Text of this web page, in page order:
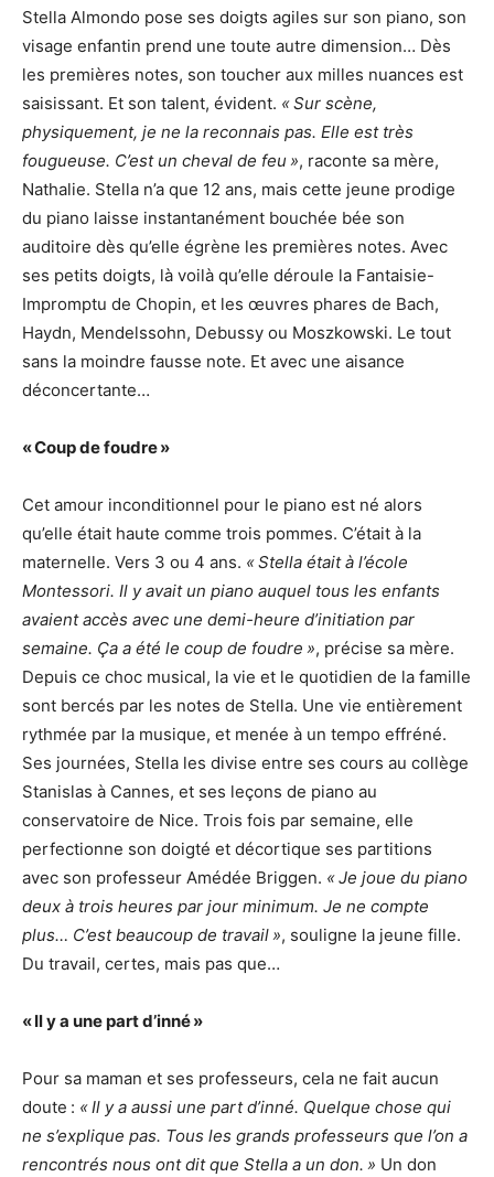
Stella Almondo pose ses doigts agiles sur son piano, son
visage enfantin prend une toute autre dimension… Dès
les premières notes, son toucher aux milles nuances est
saisissant. Et son talent, évident. « Sur scène,
physiquement, je ne la reconnais pas. Elle est très
fougueuse. C’est un cheval de feu », raconte sa mère,
Nathalie. Stella n’a que 12 ans, mais cette jeune prodige
du piano laisse instantanément bouchée bée son
auditoire dès qu’elle égrène les premières notes. Avec
ses petits doigts, là voilà qu’elle déroule la Fantaisie-
Impromptu de Chopin, et les œuvres phares de Bach,
Haydn, Mendelssohn, Debussy ou Moszkowski. Le tout
sans la moindre fausse note. Et avec une aisance
déconcertante…
« Coup de foudre »
Cet amour inconditionnel pour le piano est né alors
qu’elle était haute comme trois pommes. C’était à la
maternelle. Vers 3 ou 4 ans. « Stella était à l’école
Montessori. Il y avait un piano auquel tous les enfants
avaient accès avec une demi-heure d’initiation par
semaine. Ça a été le coup de foudre », précise sa mère.
Depuis ce choc musical, la vie et le quotidien de la famille
sont bercés par les notes de Stella. Une vie entièrement
rythmée par la musique, et menée à un tempo effréné.
Ses journées, Stella les divise entre ses cours au collège
Stanislas à Cannes, et ses leçons de piano au
conservatoire de Nice. Trois fois par semaine, elle
perfectionne son doigté et décortique ses partitions
avec son professeur Amédée Briggen. « Je joue du piano
deux à trois heures par jour minimum. Je ne compte
plus… C’est beaucoup de travail », souligne la jeune fille.
Du travail, certes, mais pas que…
« Il y a une part d’inné »
Pour sa maman et ses professeurs, cela ne fait aucun
doute : « Il y a aussi une part d’inné. Quelque chose qui
ne s’explique pas. Tous les grands professeurs que l’on a
rencontrés nous ont dit que Stella a un don. » Un don